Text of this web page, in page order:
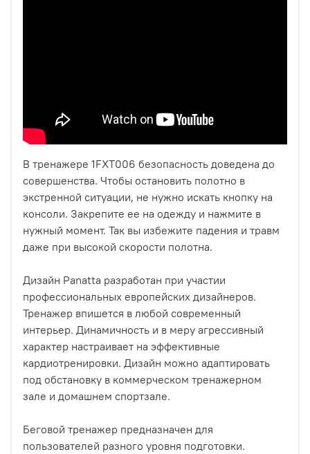
В тренажере 1FXT006 безопасность доведена до
совершенства. Чтобы остановить полотно в
экстренной ситуации, не нужно искать кнопку на
консоли. Закрепите ее на одежду и нажмите в
нужный момент. Так вы избежите падения и травм
даже при высокой скорости полотна.
Дизайн Panatta разработан при участии
профессиональных европейских дизайнеров.
Тренажер впишется в любой современный
интерьер. Динамичность и в меру агрессивный
характер настраивает на эффективные
кардиотренировки. Дизайн можно адаптировать
под обстановку в коммерческом тренажерном
зале и домашнем спортзале.
Беговой тренажер предназначен для
пользователей разного уровня подготовки.